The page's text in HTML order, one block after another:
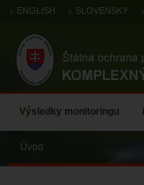
ENGLISH SLOVENSKY
Výsledky monitoringu
Úvod